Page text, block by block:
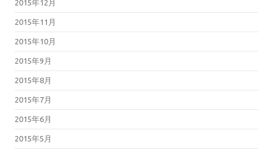
2015年12月
2015年11月
2015年10月
2015年9月
2015年8月
2015年7月
2015年6月
2015年5月